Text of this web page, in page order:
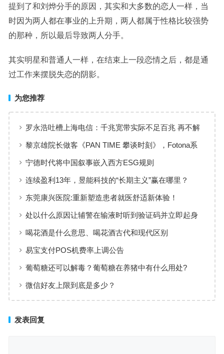
提到了和刘烨分手的原因，其实和大多数的恋人一样，当
时因为两人都在事业的上升期，两人都属于性格比较强势
的那种，所以最后导致两人分手。
其实明星和普通人一样，在结束上一段恋情之后，都是通
过工作来摆脱失恋的阴影。
为您推荐
罗永浩吐槽上海电信：千兆宽带实际不足百兆 再不解
决要发疯
黎京雄院长做客《PAN TIME 攀谈时刻》，Fotona系
列是强者的游戏
宁德时代将中国叙事嵌入西方ESG规则
连续盈利13年，昱能科技的“长期主义”赢在哪里？
东莞康兴医院:重新塑造患者就医舒适新体验！
处以什么原因让辅警在输液时听到验证码并立即起身
喝花酒是什么意思、喝花酒古代和现代区别
易宝支付POS机费率上调公告
葡萄糖还可以解毒？葡萄糖在养猪中有什么用处?
微信好友上限到底是多少？
发表回复